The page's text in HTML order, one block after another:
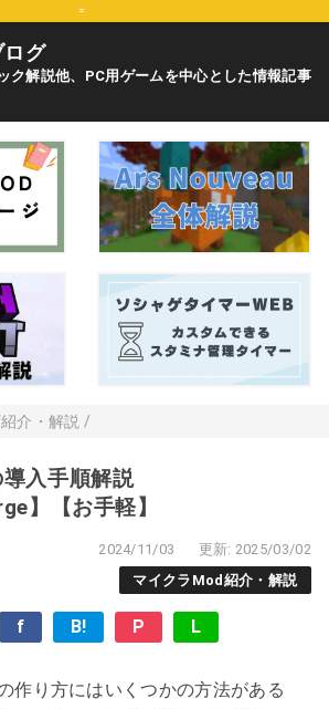
=
ログ
ク解説他、PC用ゲームを中心とした情報記事
介・解説 /
入手順解説
】【お手軽】
2024/11/03
更新: 2025/03/02
マイクラMod紹介・解説
f B! P L
作り方にはいくつかの方法がある